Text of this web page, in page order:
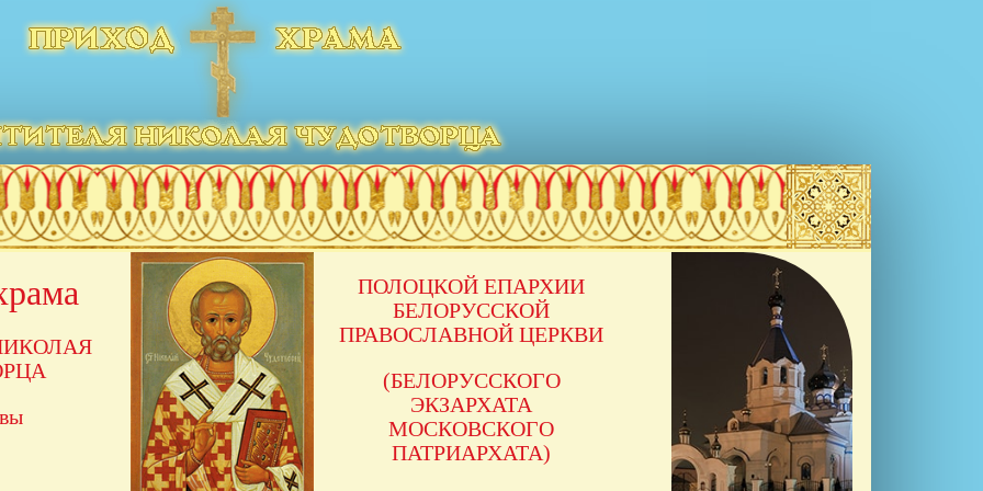
ПОЛОЦКОЙ ЕПАРХИИ
БЕЛОРУССКОЙ
ПРАВОСЛАВНОЙ ЦЕРКВИ
(БЕЛОРУССКОГО
ЭКЗАРХАТА
МОСКОВСКОГО
ПАТРИАРХАТА)